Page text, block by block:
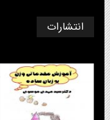
انتشارات